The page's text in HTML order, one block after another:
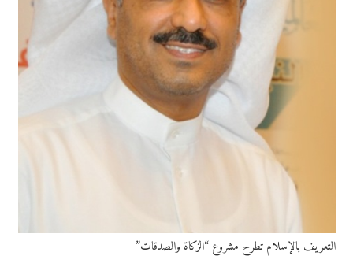
التعريف بالإسلام تطرح مشروع “الزكاة والصدقات”